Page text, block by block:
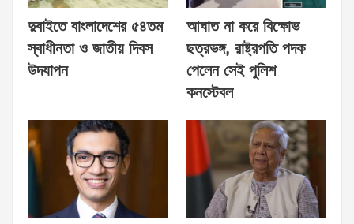
দুবাইতে বাংলাদেশের ৫৪তম
স্বাধীনতা ও জাতীয় দিবস
উদযাপন
আঘাত না করে বিক্ষোভ
ছত্রভঙ্গ, রাষ্ট্রপতি পদক
পেলেন সেই পুলিশ
কনস্টেবল